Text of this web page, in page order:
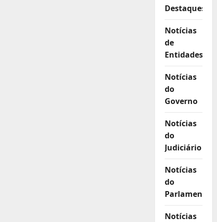
Destaques
Notícias
de
Entidades
Notícias
do
Governo
Notícias
do
Judiciário
Notícias
do
Parlamento
Notícias